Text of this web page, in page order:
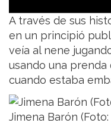
A través de sus
en un principió
veía al nene
usando una
cuando estaba
Jimena Barón